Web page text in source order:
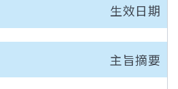
生效日期
主旨摘要